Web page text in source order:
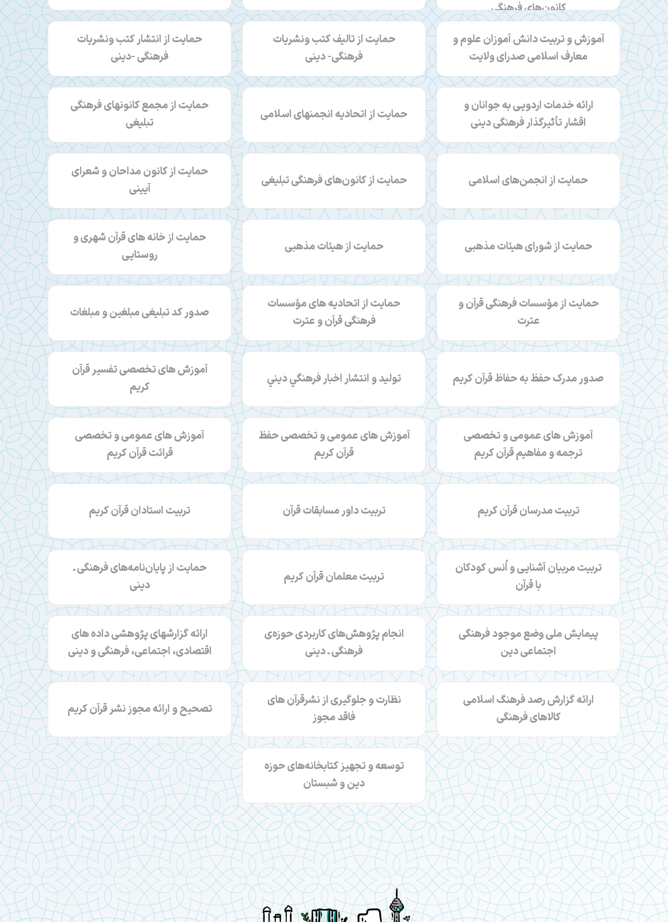
کانون‌های فرهنگی
آموزش و تربیت دانش آموزان علوم و
معارف اسلامی صدرای ولایت
حمایت از تالیف کتب ونشریات
فرهنگی- دینی
حمایت از انتشار کتب ونشریات
فرهنگی -دینی
ارائه خدمات اردویی به جوانان و
اقشار تأثیرگذار فرهنگی دینی
حمایت از اتحادیه انجمنهای اسلامی
حمایت از مجمع کانونهای فرهنگی
تبلیغی
حمایت از انجمن‌های اسلامی حمایت از کانون‌های فرهنگی تبلیغی
حمایت از کانون مداحان و شعرای
آیینی
حمایت از شورای هیئات مذهبی حمایت از هیئات مذهبی
حمایت از خانه های قرآن شهری و
روستایی
حمایت از مؤسسات فرهنگی قرآن و
عترت
حمایت از اتحادیه های مؤسسات
فرهنگی قرآن و عترت
صدور کد تبلیغی مبلغین و مبلغات
صدور مدرک حفظ به حفاظ قرآن کریم تولید و انتشار اخبار فرهنگي ديني
آموزش‎ های تخصصی تفسیر قرآن
کریم
آموزش‎ های عمومی و تخصصی
ترجمه و مفاهیم قرآن کریم
آموزش‎ های عمومی و تخصصی حفظ
قرآن کریم
آموزش‎ های عمومی و تخصصی
قرائت قرآن کریم
تربیت مدرسان قرآن کریم تربیت داور مسابقات قرآن تربیت استادان قرآن کریم
تربیت مربیان آشنایی و اُنس کودکان
با قرآن
تربیت معلمان قرآن کریم
حمایت از پایان‌نامه‌های فرهنگی ـ
دینی
پیمایش‌ ملی وضع موجود فرهنگی
اجتماعی دین
انجام پژوهش‌های کاربردی حوزه‌ی
فرهنگی ـ دینی
ارائه گزارشهای پژوهشی داده های
اقتصادی، اجتماعی، فرهنگی و دینی
ارائه گزارش رصد فرهنگ اسلامی
کالاهای فرهنگی
نظارت و جلوگیری از نشرقرآن های
فاقد مجوز
تصحیح و ارائه مجوز نشر قرآن کریم
توسعه و تجهیز کتابخانه‌های حوزه
دین و شبستان